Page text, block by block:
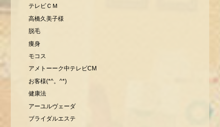
テレビＣＭ
高橋久美子様
脱毛
痩身
モコス
アメトーーク中テレビCM
お客様(*^。^*)
健康法
アーユルヴェーダ
ブライダルエステ